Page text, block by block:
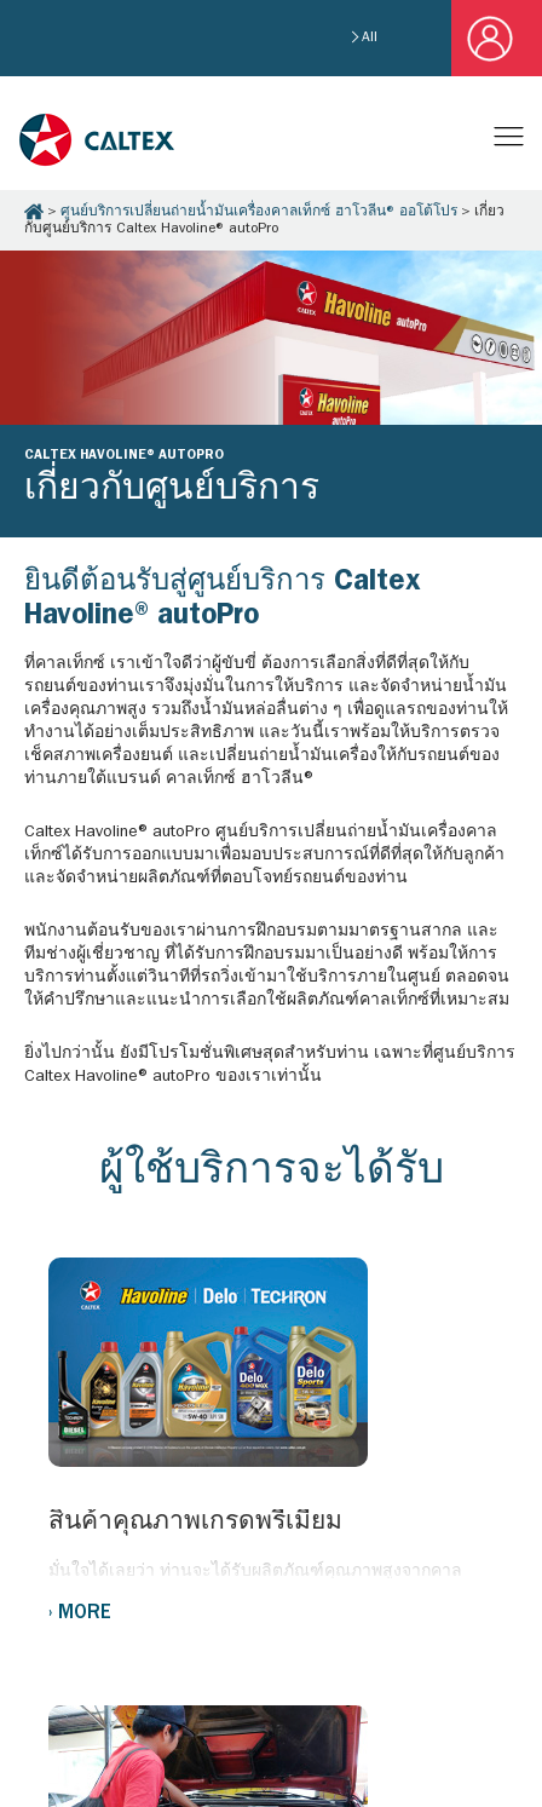
All
ศูนย์บริการเปลี่ยนถ่ายน้ำมันเครื่องคาลเท็กซ์ ฮาโวลีน® ออโต้โปร
เกี่ยว
กับศูนย์บริการ Caltex Havoline® autoPro
CALTEX HAVOLINE® AUTOPRO
เกี่ยวกับศูนย์บริการ
ยินดีต้อนรับสู่ศูนย์บริการ Caltex
Havoline® autoPro
ที่คาลเท็กซ์ เราเข้าใจดีว่าผู้ขับขี่ ต้องการเลือกสิ่งที่ดีที่สุดให้กับ
รถยนต์ของท่านเราจึงมุ่งมั่นในการให้บริการ และจัดจำหน่ายน้ำมัน
เครื่องคุณภาพสูง รวมถึงน้ำมันหล่อลื่นต่าง ๆ เพื่อดูแลรถของท่านให้
ทำงานได้อย่างเต็มประสิทธิภาพ และวันนี้เราพร้อมให้บริการตรวจ
เช็คสภาพเครื่องยนต์ และเปลี่ยนถ่ายน้ำมันเครื่องให้กับรถยนต์ของ
ท่านภายใต้แบรนด์ คาลเท็กซ์ ฮาโวลีน®
Caltex Havoline® autoPro ศูนย์บริการเปลี่ยนถ่ายน้ำมันเครื่องคาล
เท็กซ์ได้รับการออกแบบมาเพื่อมอบประสบการณ์ที่ดีที่สุดให้กับลูกค้า
และจัดจำหน่ายผลิตภัณฑ์ที่ตอบโจทย์รถยนต์ของท่าน
พนักงานต้อนรับของเราผ่านการฝึกอบรมตามมาตรฐานสากล และ
ทีมช่างผู้เชี่ยวชาญ ที่ได้รับการฝึกอบรมมาเป็นอย่างดี พร้อมให้การ
บริการท่านตั้งแต่วินาทีที่รถวิ่งเข้ามาใช้บริการภายในศูนย์ ตลอดจน
ให้คำปรึกษาและแนะนำการเลือกใช้ผลิตภัณฑ์คาลเท็กซ์ที่เหมาะสม
ยิ่งไปกว่านั้น ยังมีโปรโมชั่นพิเศษสุดสำหรับท่าน เฉพาะที่ศูนย์บริการ
Caltex Havoline® autoPro ของเราเท่านั้น
ผู้ใช้บริการจะได้รับ
สินค้าคุณภาพเกรดพรีเมียม
มั่นใจได้เลยว่า ท่านจะได้รับผลิตภัณฑ์คุณภาพสูงจากคาล
ยอมรับจากทั่วโลก ในด้านประสิทธิภาพและเทคโนโลยี
สำหรับเครื่องยนต์ดีเซล และน้ำยาหม้อน้ำ ที่ได้รับความไว้
วางใจจากผู้ขับขี่ ในการเลือกใช้สำหรับรถยนต์ประเภทรถ
ปิกอัพทั่วไป รวมถึงรถเพื่อการพาณิชย์ เช่นรถบรรทุกและรถบัส
โดยสาร มายาวนานกว่า 80 ปี
MORE